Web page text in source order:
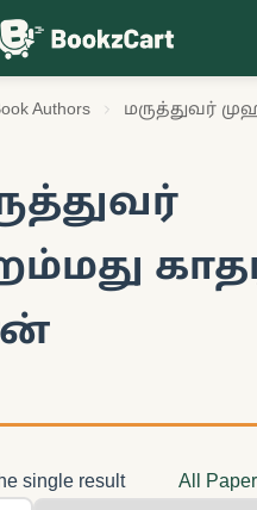
Authors
மருத்துவர்
single result All